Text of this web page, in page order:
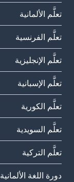
تعلَّم الألمانية
تعلَّم الفرنسية
تعلَّم الإنجليزية
تعلَّم الإسبانية
تعلَّم الكورية
تعلَّم السويدية
تعلَّم التركية
دورة اللغة الألمانية